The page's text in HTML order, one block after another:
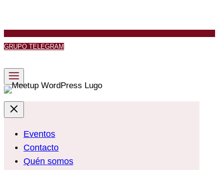
GRUPO TELEGRAM
Eventos
Contacto
Quén somos